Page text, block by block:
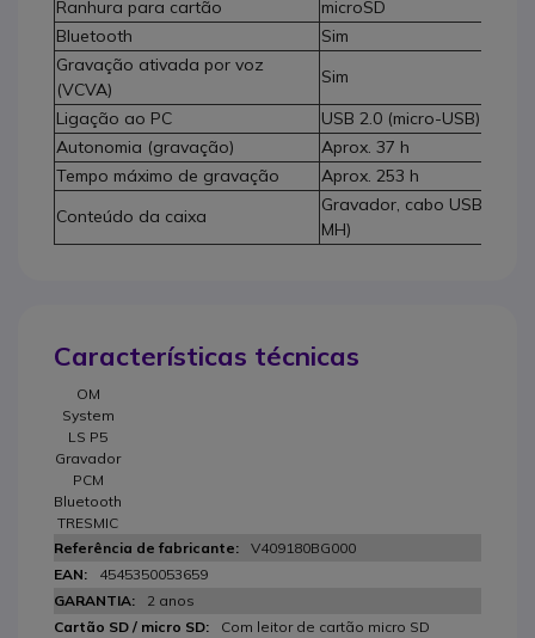
Ranhura para cartão
microSD
Bluetooth
Sim
Gravação ativada por voz
(VCVA)
Sim
Ligação ao PC
USB 2.0 (micro-USB)
Autonomia (gravação)
Aprox. 37 h
Tempo máximo de gravação
Aprox. 253 h
Conteúdo da caixa
Gravador, cabo USB e 2
MH)
Características técnicas
OM
System
LS P5
Gravador
PCM
Bluetooth
TRESMIC
V409180BG000
4545350053659
2 anos
Com leitor de cartão micro SD